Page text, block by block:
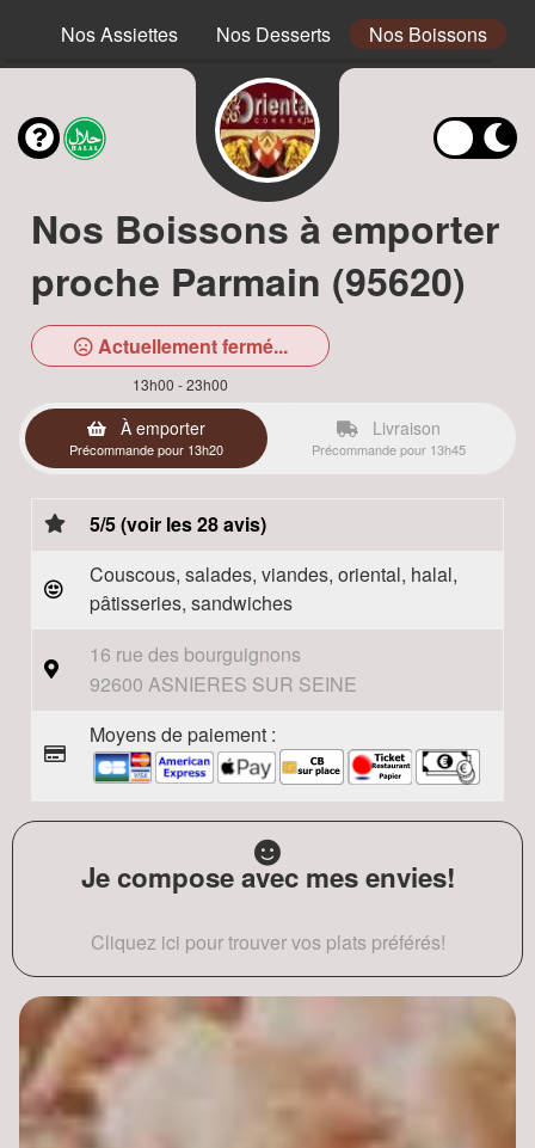
Nos Assiettes Nos Desserts Nos Boissons
Nos Boissons à emporter
proche Parmain (95620)
Actuellement fermé...
13h00 - 23h00
À emporter
Précommande pour 13h20
Livraison
Précommande pour 13h45
5/5 (voir les 28 avis)
Couscous, salades, viandes, oriental, halal,
pâtisseries, sandwiches
16 rue des bourguignons
92600 ASNIERES SUR SEINE
Moyens de paiement :
Je compose avec mes envies!
Cliquez ici pour trouver vos plats préférés!